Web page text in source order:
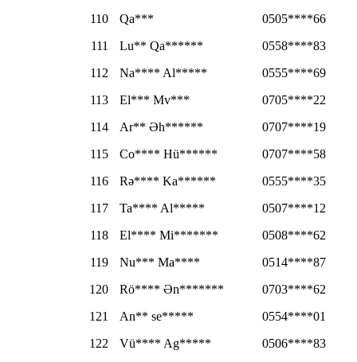
110
Qa***
0505****66
111
Lu** Qa******
0558****83
112
Na**** Al*****
0555****69
113
El*** Mv***
0705****22
114
Ar** Əh******
0707****19
115
Co**** Hü******
0707****58
116
Rə**** Ka******
0555****35
117
Ta**** Al*****
0507****12
118
El**** Mi*******
0508****62
119
Nu*** Ma****
0514****87
120
Rö**** Ən*******
0703****62
121
An** se*****
0554****01
122
Vü**** Ag*****
0506****83